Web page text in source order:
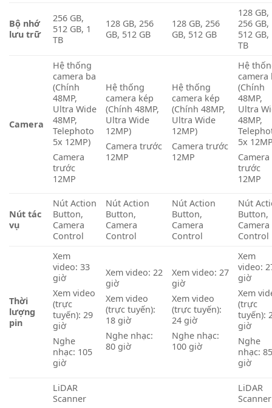
Bộ nhớ
lưu trữ
256 GB,
512 GB, 1
TB
128 GB, 256
GB, 512 GB
128 GB, 256
GB, 512 GB
128 GB,
256 GB,
512 GB,
TB
Camera
Hệ thống
camera ba
(Chính
48MP,
Ultra Wide
48MP,
Telephoto
5x 12MP)
Camera
trước
12MP
Hệ thống
camera kép
(Chính 48MP,
Ultra Wide
12MP)
Camera trước
12MP
Hệ thống
camera kép
(Chính 48MP,
Ultra Wide
12MP)
Camera trước
12MP
Hệ
camera
(Chính
48MP,
Ultra
48MP,
5x
Camera
trước
12MP
Nút tác
vụ
Nút Action
Button,
Camera
Control
Nút Action
Button,
Camera
Control
Nút Action
Button,
Camera
Control
Nút
Button,
Camera
Control
Thời
lượng
pin
Xem
video: 33
giờ
Xem video
(trực
tuyến): 29
giờ
Nghe
nhạc: 105
giờ
Xem video: 22
giờ
Xem video
(trực tuyến):
18 giờ
Nghe nhạc:
80 giờ
Xem video: 27
giờ
Xem video
(trực tuyến):
24 giờ
Nghe nhạc:
100 giờ
Xem
video:
giờ
Xem
(trực
tuyến):
giờ
Nghe
nhạc:
giờ
LiDAR
Scanner
LiDAR
Scanner